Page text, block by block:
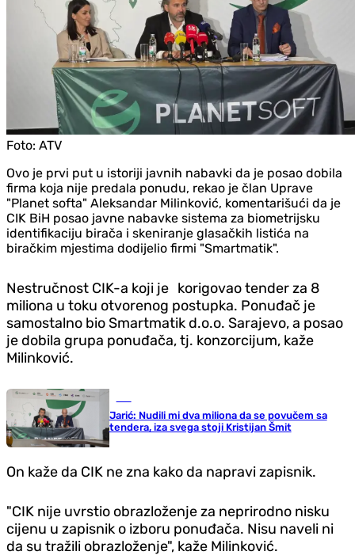
Foto: ATV
Ovo je prvi put u istoriji javnih nabavki da je posao dobila
firma koja nije predala ponudu, rekao je član Uprave
"Planet softa" Aleksandar Milinković, komentarišući da je
CIK BiH posao javne nabavke sistema za biometrijsku
identifikaciju birača i skeniranje glasačkih listića na
biračkim mjestima dodijelio firmi "Smartmatik".
Nestručnost CIK-a koji je korigovao tender za 8
miliona u toku otvorenog postupka. Ponuđač je
samostalno bio Smartmatik d.o.o. Sarajevo, a posao
je dobila grupa ponuđača, tj. konzorcijum, kaže
Milinković.
Jarić: Nudili mi dva miliona da se povučem sa
tendera, iza svega stoji Kristijan Šmit
On kaže da CIK ne zna kako da napravi zapisnik.
"CIK nije uvrstio obrazloženje za neprirodno nisku
cijenu u zapisnik o izboru ponuđača. Nisu naveli ni
da su tražili obrazloženje", kaže Milinković.